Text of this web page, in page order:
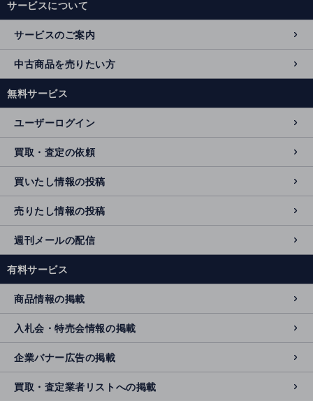
サービスについて
サービスのご案内
中古商品を売りたい方
無料サービス
ユーザーログイン
買取・査定の依頼
買いたし情報の投稿
売りたし情報の投稿
週刊メールの配信
有料サービス
商品情報の掲載
入札会・特売会情報の掲載
企業バナー広告の掲載
買取・査定業者リストへの掲載